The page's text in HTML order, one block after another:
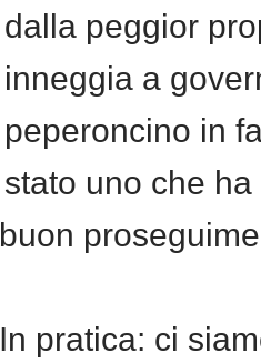
dalla peggior
inneggia a
peperoncino in
stato uno che
buon
In pratica: ci